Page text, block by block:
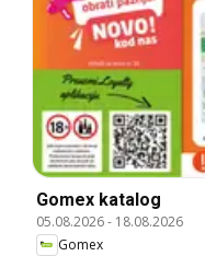
Gomex katalog
05.08.2026- 18.08.2026
Gomex